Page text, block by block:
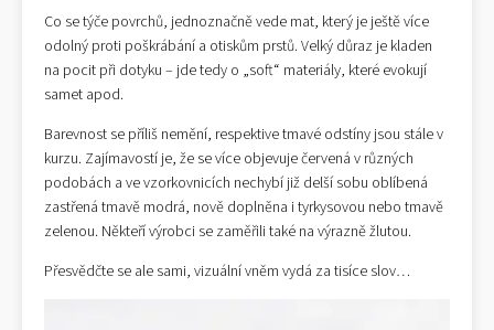
Co se týče povrchů, jednoznačně vede mat, který je ještě více
odolný proti poškrábání a otiskům prstů. Velký důraz je kladen
na pocit při dotyku – jde tedy o „soft“ materiály, které evokují
samet apod.
Barevnost se příliš nemění, respektive tmavé odstíny jsou stále v
kurzu. Zajímavostí je, že se více objevuje červená v různých
podobách a ve vzorkovnicích nechybí již delší sobu oblíbená
zastřená tmavě modrá, nově doplněna i tyrkysovou nebo tmavě
zelenou. Někteří výrobci se zaměřili také na výrazně žlutou.
Přesvědčte se ale sami, vizuální vněm vydá za tisíce slov…